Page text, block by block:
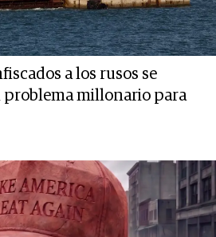
a los rusos se
millonario para